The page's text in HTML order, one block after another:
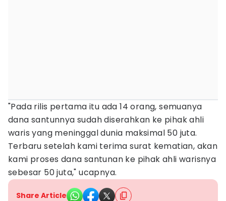
"Pada rilis pertama itu ada 14 orang, semuanya
dana santunnya sudah diserahkan ke pihak ahli
waris yang meninggal dunia maksimal 50 juta.
Terbaru setelah kami terima surat kematian, akan
kami proses dana santunan ke pihak ahli warisnya
sebesar 50 juta," ucapnya.
Share Article